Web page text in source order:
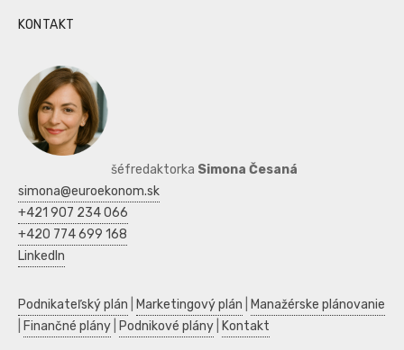
KONTAKT
šéfredaktorka Simona Česaná
simona@euroekonom.sk
+421 907 234 066
+420 774 699 168
LinkedIn
Podnikateľský plán Marketingový plán
Manažérske plánovanie
Finančné plány Podnikové plány Kontakt